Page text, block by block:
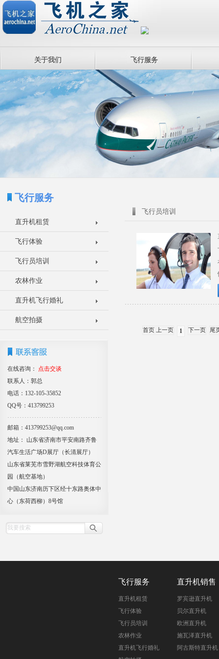
关于我们 飞行服务
飞行服务
直升机租赁
飞行体验
飞行员培训
农林作业
直升机飞行婚礼
航空拍摄
在线咨询：
点击交谈
联系人：郭总
电话：132-105-35852
QQ号：413799253
邮箱：413799253@qq.com
地址： 山东省济南市平安南路齐鲁
汽车生活广场D展厅（长清展厅）
山东省莱芜市雪野湖航空科技体育公
园（航空基地）
中国山东济南历下区经十东路奥体中
心（东荷西柳）8号馆
飞行员培训
首页 上一页 1 下一页 尾
飞行服务
直升机租赁
飞行体验
飞行员培训
农林作业
直升机飞行婚礼
直升机销售
罗宾逊直升机
贝尔直升机
欧洲直升机
施瓦泽直升机
阿古斯特直升机